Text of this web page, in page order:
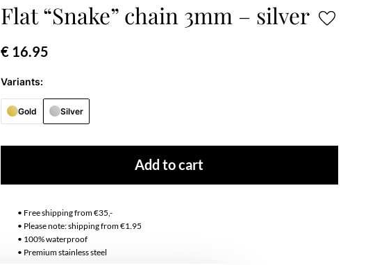
Flat “Snake” chain 3mm – silver
€ 16.95
Variants:
Gold Silver
Add to cart
•⁠ ⁠Free shipping from €35,-
•⁠ Please note: shipping from €1.95
•⁠ ⁠100% waterproof
•⁠ ⁠Premium stainless steel